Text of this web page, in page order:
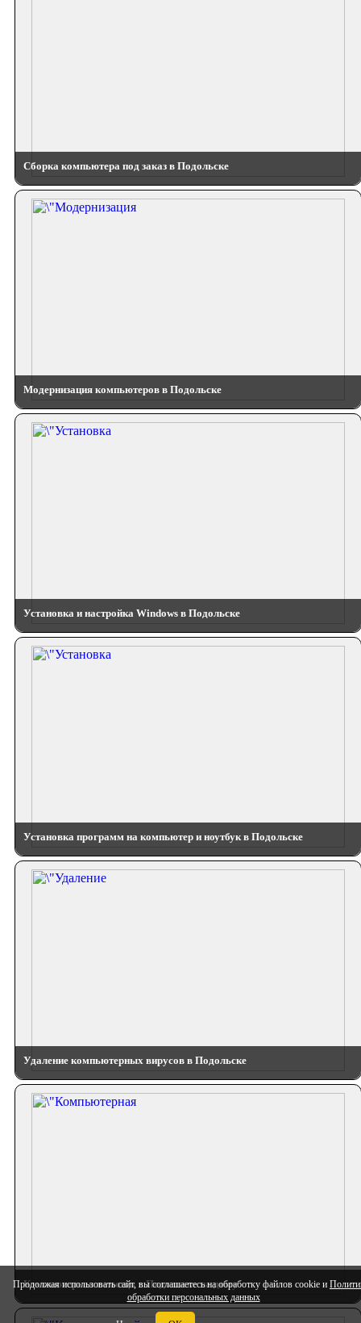
Продолжая использовать сайт, вы соглашаетесь на обработку файлов cookie и
обработки персональных данных
Сборка компьютера под заказ в Подольске
Модернизация компьютеров в Подольске
Установка и настройка Windows в Подольске
Установка программ на компьютер и ноутбук в Подольске
Удаление компьютерных вирусов в Подольске
Компьютерная помощь в Подольске на дому